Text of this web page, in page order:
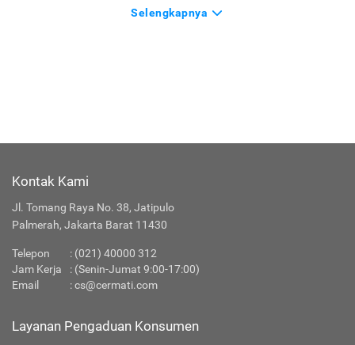
Selengkapnya
Kontak Kami
Jl. Tomang Raya No. 38, Jatipulo
Palmerah, Jakarta Barat 11430
Telepon : (021) 40000 312
Jam Kerja
: (Senin-Jumat 9:00-17:00)
Email
:cs@cermati.com
Layanan Pengaduan Konsumen